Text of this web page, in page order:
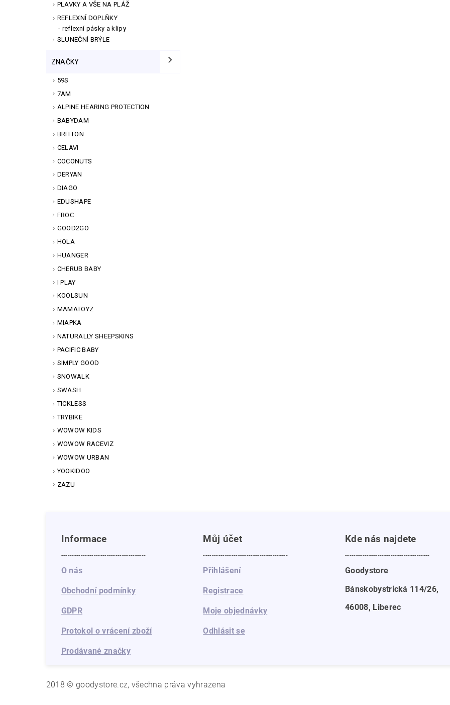
PLAVKY A VŠE NA PLÁŽ
REFLEXNÍ DOPLŇKY
reflexní pásky a klipy
SLUNEČNÍ BRÝLE
ZNAČKY
59S
7AM
ALPINE HEARING PROTECTION
BABYDAM
BRITTON
CELAVI
COCONUTS
DERYAN
DIAGO
EDUSHAPE
FROC
GOOD2GO
HOLA
HUANGER
CHERUB BABY
I PLAY
KOOLSUN
MAMATOYZ
MIAPKA
NATURALLY SHEEPSKINS
PACIFIC BABY
SIMPLY GOOD
SNOWALK
SWASH
TICKLESS
TRYBIKE
WOWOW KIDS
WOWOW RACEVIZ
WOWOW URBAN
YOOKIDOO
ZAZU
Informace
---------------------------------------
O nás
Obchodní podmínky
GDPR
Protokol o vrácení zboží
Prodávané značky
Můj účet
---------------------------------------
Přihlášení
Registrace
Moje objednávky
Odhlásit se
Kde nás najdete
---------------------------------------
Goodystore
Bánskobystrická 114/26,
46008, Liberec
2018 © goodystore.cz, všechna práva vyhrazena